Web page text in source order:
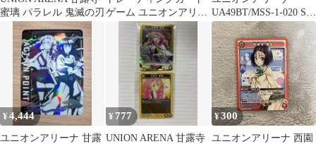
蜜璃 パラレル 鬼滅の刃 ゲーム ユニオンアリー
ナ 鬼滅の刃 甘露寺蜜
璃 4枚
UA49BT/MSS-1-020 SR
羽前 京香 4枚セット
¥4,444
ユニオンアリーナ 甘露
¥ 777
UNION ARENA 甘露寺
¥300
ユニオンアリーナ 西園